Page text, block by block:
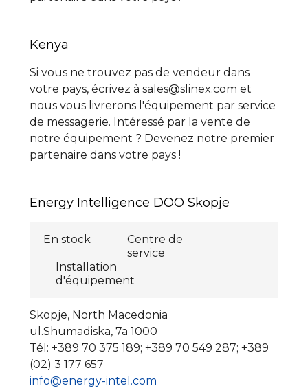
Kenya
Si vous ne trouvez pas de vendeur dans
votre pays, écrivez à sales@slinex.com et
nous vous livrerons l'équipement par service
de messagerie. Intéressé par la vente de
notre équipement ? Devenez notre premier
partenaire dans votre pays !
Energy Intelligence DOO Skopje
En stock
Centre de
service
Installation
d'équipement
Skopje, North Macedonia
ul.Shumadiska, 7a 1000
Tél: +389 70 375 189; +389 70 549 287; +389
(02) 3 177 657
info@energy-intel.com